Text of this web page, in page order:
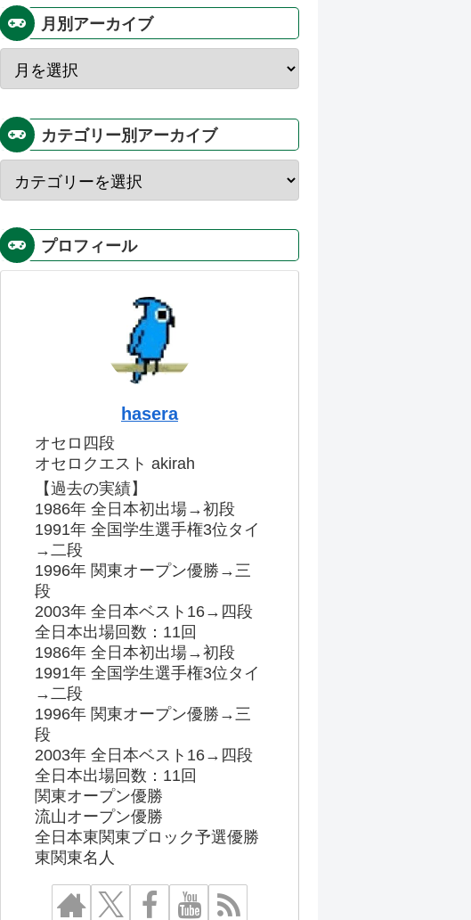
月別アーカイブ
カテゴリー別アーカイブ
プロフィール
hasera
オセロ四段
オセロクエスト akirah
【過去の実績】
1986年 全日本初出場→初段
1991年 全国学生選手権3位タイ
→二段
1996年 関東オープン優勝→三
段
2003年 全日本ベスト16→四段
全日本出場回数：11回
1986年 全日本初出場→初段
1991年 全国学生選手権3位タイ
→二段
1996年 関東オープン優勝→三
段
2003年 全日本ベスト16→四段
全日本出場回数：11回
関東オープン優勝
流山オープン優勝
全日本東関東ブロック予選優勝
東関東名人